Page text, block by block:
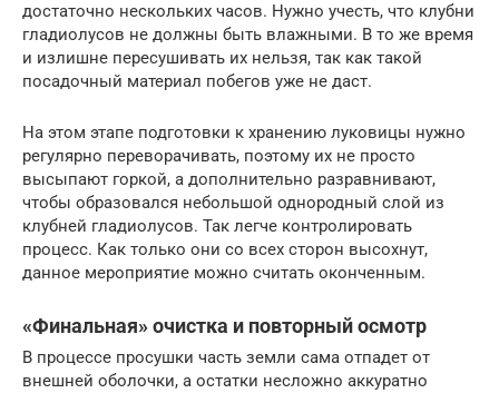
достаточно нескольких часов. Нужно учесть, что клубни
гладиолусов не должны быть влажными. В то же время
и излишне пересушивать их нельзя, так как такой
посадочный материал побегов уже не даст.
На этом этапе подготовки к хранению луковицы нужно
регулярно переворачивать, поэтому их не просто
высыпают горкой, а дополнительно разравнивают,
чтобы образовался небольшой однородный слой из
клубней гладиолусов. Так легче контролировать
процесс. Как только они со всех сторон высохнут,
данное мероприятие можно считать оконченным.
«Финальная» очистка и повторный осмотр
В процессе просушки часть земли сама отпадет от
внешней оболочки, а остатки несложно аккуратно